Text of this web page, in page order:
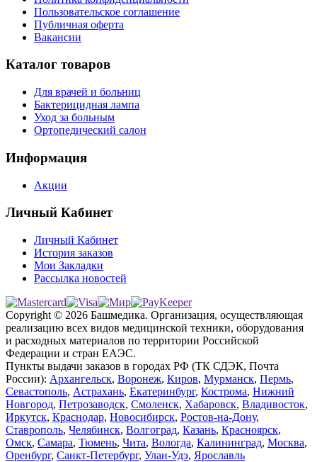
Пользовательское соглашение
Публичная оферта
Вакансии
Каталог товаров
Для врачей и больниц
Бактерицидная лампа
Уход за больным
Ортопедический салон
Информация
Акции
Личный Кабинет
Личный Кабинет
История заказов
Мои Закладки
Рассылка новостей
Copyright © 2026 Башмедика. Организация, осуществляющая
реализацию всех видов медицинской техники, оборудования
и расходных материалов по территории Российской
Федерации и стран ЕАЭС.
Пункты выдачи заказов в городах РФ (ТК СДЭК, Почта
России): Архангельск, Воронеж, Киров, Мурманск, Пермь,
Севастополь, Астрахань, Екатеринбург, Кострома, Нижний
Новгород, Петрозаводск, Смоленск, Хабаровск, Владивосток,
Иркутск, Краснодар, Новосибирск, Ростов-на-Дону,
Ставрополь, Челябинск, Волгоград, Казань, Красноярск,
Омск, Самара, Тюмень, Чита, Вологда, Калининград, Москва,
Оренбург, Санкт-Петербург, Улан-Удэ, Ярославль